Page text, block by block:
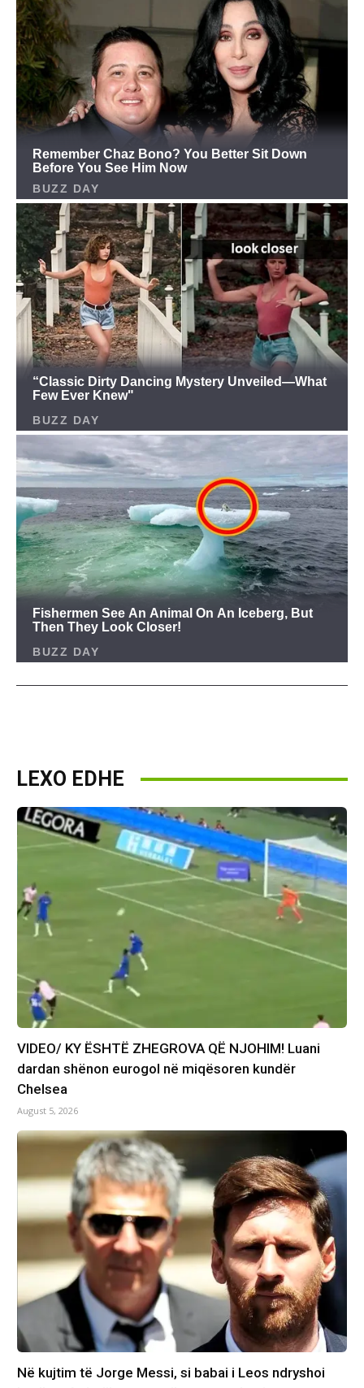
LEXO EDHE
VIDEO/ KY ËSHTË ZHEGROVA QË NJOHIM! Luani
dardan shënon eurogol në miqësoren kundër
Chelsea
August 5, 2026
Në kujtim të Jorge Messi, si babai i Leos ndryshoi